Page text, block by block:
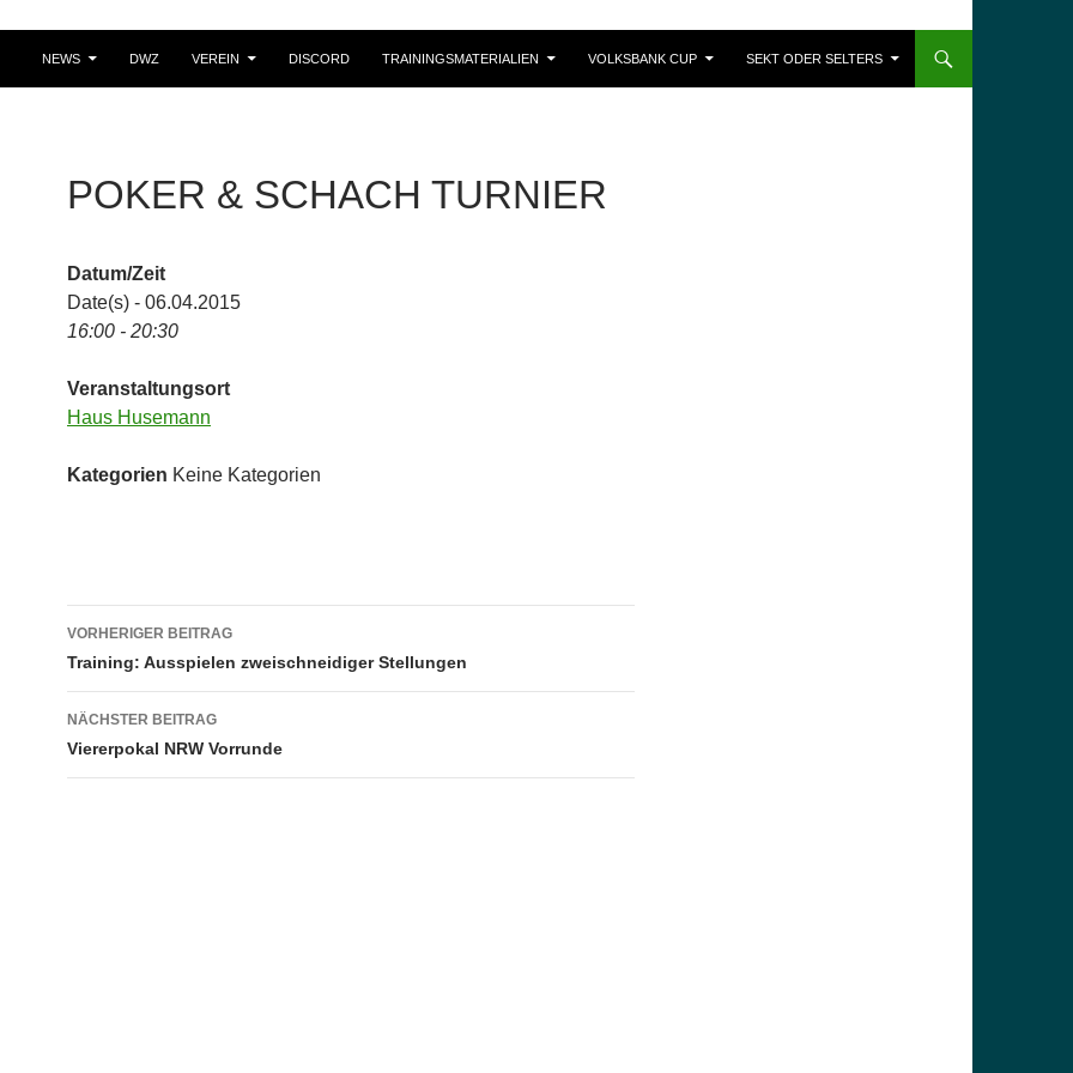
NEWS DWZ VEREIN DISCORD TRAININGSMATERIALIEN VOLKSBANK CUP SEKT ODER SELTERS
POKER & SCHACH TURNIER
Datum/Zeit
Date(s) - 06.04.2015
16:00 - 20:30
Veranstaltungsort
Haus Husemann
Kategorien Keine Kategorien
Beitragsnavigation
VORHERIGER BEITRAG
Training: Ausspielen zweischneidiger Stellungen
NÄCHSTER BEITRAG
Viererpokal NRW Vorrunde